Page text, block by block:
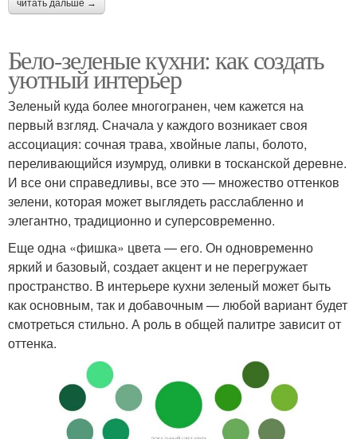
читать дальше →
Бело-зеленые кухни: как создать
уютный интерьер
Зеленый куда более многогранен, чем кажется на
первый взгляд. Сначала у каждого возникает своя
ассоциация: сочная трава, хвойные лапы, болото,
переливающийся изумруд, оливки в тосканской деревне.
И все они справедливы, все это — множество оттенков
зелени, которая может выглядеть расслабленно и
элегантно, традиционно и суперсовременно.
Еще одна «фишка» цвета — его. Он одновременно
яркий и базовый, создает акцент и не перегружает
пространство. В интерьере кухни зеленый может быть
как основным, так и добавочным — любой вариант будет
смотреться стильно. А роль в общей палитре зависит от
оттенка.